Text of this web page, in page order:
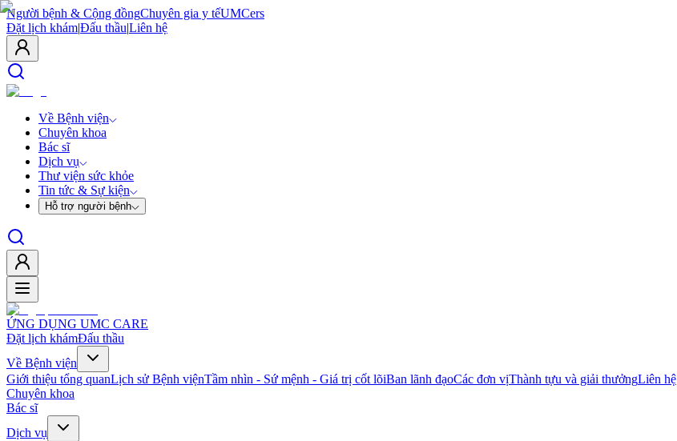
Người bệnh & Cộng đồngChuyên gia y tếUMCers
Đặt lịch khám|Đấu thầu|Liên hệ
Về Bệnh viện
Chuyên khoa
Bác sĩ
Dịch vụ
Thư viện sức khỏe
Tin tức & Sự kiện
Hỗ trợ người bệnh
ỨNG DỤNG UMC CARE
Đặt lịch khámĐấu thầu
Về Bệnh viện
Giới thiệu tổng quanLịch sử Bệnh việnTầm nhìn - Sứ mệnh - Giá trị cốt lõiBan lãnh đạoCác đơn vịThành tựu và giải thưởngLiên hệ
Chuyên khoa
Bác sĩ
Dịch vụ